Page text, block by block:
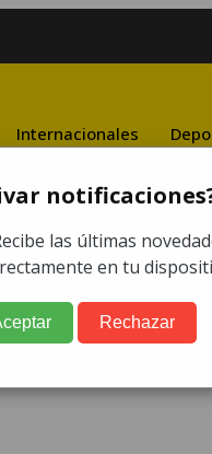
Internacionales
ocultos
un
las últimas
en tu
Rechazar